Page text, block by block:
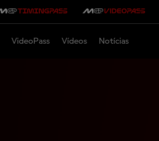
VideoPass Vídeos Notícias